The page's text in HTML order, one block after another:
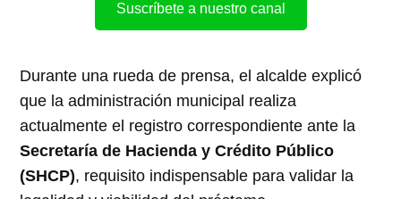
Suscríbete a nuestro canal
Durante una rueda de prensa, el alcalde explicó
que la administración municipal realiza
actualmente el registro correspondiente ante la
Secretaría de Hacienda y Crédito Público
(SHCP), requisito indispensable para validar la